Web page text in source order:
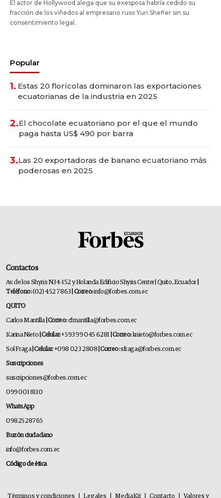
El actor de Hollywood alega que su exesposa habría cedido su
fracción de los viñedos al empresario ruso Yuri Shefler sin su
consentimiento legal.
Popular
1. Estas 20 florícolas dominaron las exportaciones
ecuatorianas de la industria en 2025
2.El chocolate ecuatoriano por el que el mundo
paga hasta US$ 490 por barra
3.Las 20 exportadoras de banano ecuatoriano más
poderosas en 2025
Contactos
Av. de los Shyris N34-152 y Holanda Edificio Shyris Center | Quito, Ecuador
Teléfono:(02) 452 7863 | Correo:info@forbes.com.ec
QUITO
Carlos Mantilla | Correo:cfmantilla@forbes.com.ec
Karina Nieto | Celular:+593 99 045 6281 | Correo:knieto@forbes.com.ec
Sol Fraga| Celular:+098 023 2808 | Correo:sfraga@forbes.com.ec
Suscripciones
suscripciones@forbes.com.ec
099 001 8110
WhatsApp
0982528765
Buzón ciudadano
info@forbes.com.ec
Código de ética
Términos y condiciones Legales MediaKit Contacto Valores y